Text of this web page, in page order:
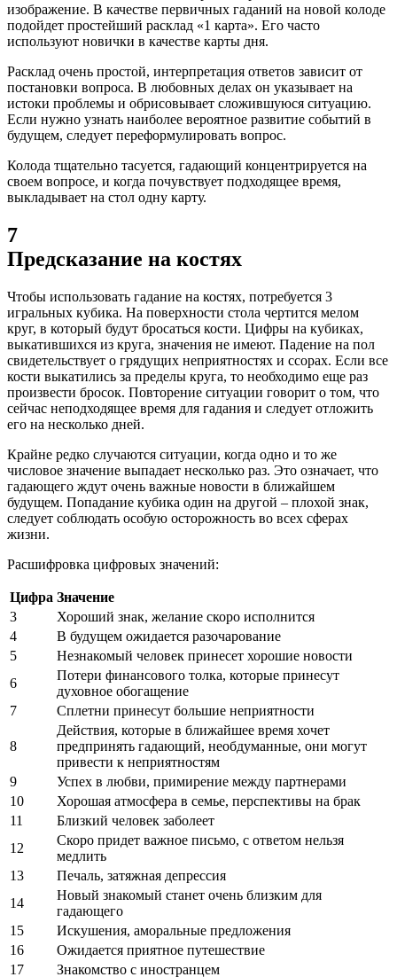
изображение. В качестве первичных гаданий на новой колоде
подойдет простейший расклад «1 карта». Его часто
используют новички в качестве карты дня.
Расклад очень простой, интерпретация ответов зависит от
постановки вопроса. В любовных делах он указывает на
истоки проблемы и обрисовывает сложившуюся ситуацию.
Если нужно узнать наиболее вероятное развитие событий в
будущем, следует переформулировать вопрос.
Колода тщательно тасуется, гадающий концентрируется на
своем вопросе, и когда почувствует подходящее время,
выкладывает на стол одну карту.
7
Предсказание на костях
Чтобы использовать гадание на костях, потребуется 3
игральных кубика. На поверхности стола чертится мелом
круг, в который будут бросаться кости. Цифры на кубиках,
выкатившихся из круга, значения не имеют. Падение на пол
свидетельствует о грядущих неприятностях и ссорах. Если все
кости выкатились за пределы круга, то необходимо еще раз
произвести бросок. Повторение ситуации говорит о том, что
сейчас неподходящее время для гадания и следует отложить
его на несколько дней.
Крайне редко случаются ситуации, когда одно и то же
числовое значение выпадает несколько раз. Это означает, что
гадающего ждут очень важные новости в ближайшем
будущем. Попадание кубика один на другой – плохой знак,
следует соблюдать особую осторожность во всех сферах
жизни.
Расшифровка цифровых значений:
Цифра Значение
3
Хороший знак, желание скоро исполнится
4
В будущем ожидается разочарование
5
Незнакомый человек принесет хорошие новости
6
Потери финансового толка, которые принесут
духовное обогащение
7
Сплетни принесут большие неприятности
8
Действия, которые в ближайшее время хочет
предпринять гадающий, необдуманные, они могут
привести к неприятностям
9
Успех в любви, примирение между партнерами
10
Хорошая атмосфера в семье, перспективы на брак
11
Близкий человек заболеет
12
Скоро придет важное письмо, с ответом нельзя
медлить
13
Печаль, затяжная депрессия
14
Новый знакомый станет очень близким для
гадающего
15
Искушения, аморальные предложения
16
Ожидается приятное путешествие
17
Знакомство с иностранцем